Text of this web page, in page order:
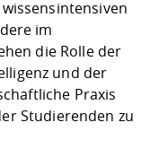
im
die Rolle der
und der
Praxis
Studierenden zu